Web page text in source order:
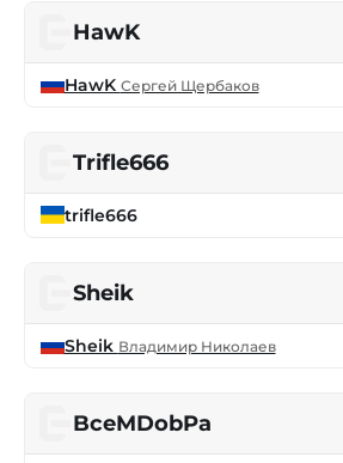
HawK
HawK Сергей Щербаков
Trifle666
trifle666
Sheik
Sheik Владимир Николаев
BceMDobPa